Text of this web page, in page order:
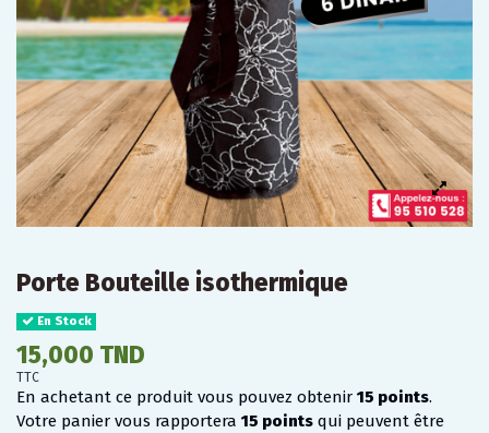
Porte Bouteille isothermique
En Stock
15,000 TND
TTC
En achetant ce produit vous pouvez obtenir 15 points.
Votre panier vous rapportera 15 points qui peuvent être